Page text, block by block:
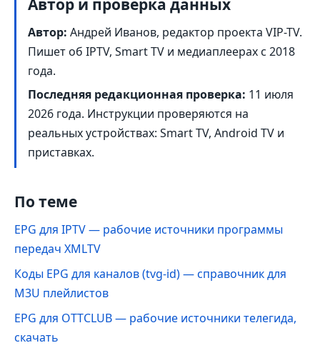
Автор и проверка данных
Автор: Андрей Иванов, редактор проекта VIP-TV.
Пишет об IPTV, Smart TV и медиаплеерах с 2018
года.
Последняя редакционная проверка: 11 июля
2026 года. Инструкции проверяются на
реальных устройствах: Smart TV, Android TV и
приставках.
По теме
EPG для IPTV — рабочие источники программы
передач XMLTV
Коды EPG для каналов (tvg-id) — справочник для
M3U плейлистов
EPG для OTTCLUB — рабочие источники телегида,
скачать